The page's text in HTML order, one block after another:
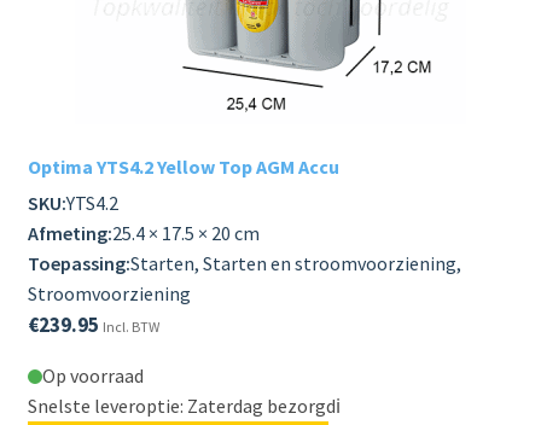
Optima YTS4.2 Yellow Top AGM Accu
SKU:YTS4.2
Afmeting:25.4 × 17.5 × 20 cm
Toepassing:Starten, Starten en stroomvoorziening,
Stroomvoorziening
€239.95 Incl. BTW
Op voorraad
Snelste leveroptie: Zaterdag bezorgdℹ️